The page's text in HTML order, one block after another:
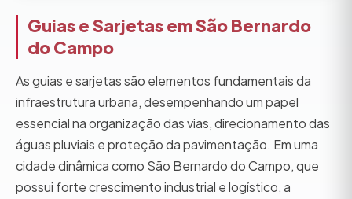
Guias e Sarjetas em São Bernardo
do Campo
As guias e sarjetas são elementos fundamentais da
infraestrutura urbana, desempenhando um papel
essencial na organização das vias, direcionamento das
águas pluviais e proteção da pavimentação. Em uma
cidade dinâmica como São Bernardo do Campo, que
possui forte crescimento industrial e logístico, a